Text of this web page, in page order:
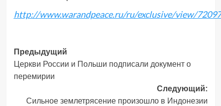
http://www.warandpeace.ru/ru/exclusive/view/
Навигация
записи
Предыдущий
Церкви России и Польши подписали документ о
перемирии
Следующий:
Сильное землетрясение произошло в Индонезии